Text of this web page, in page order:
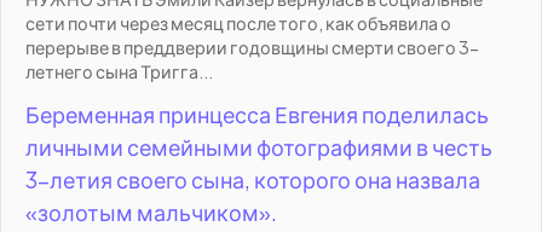
сети почти через месяц после того, как объявила о
перерыве в преддверии годовщины смерти своего 3-
летнего сына Тригга...
Беременная принцесса Евгения поделилась
личными семейными фотографиями в честь
3-летия своего сына, которого она назвала
«золотым мальчиком».